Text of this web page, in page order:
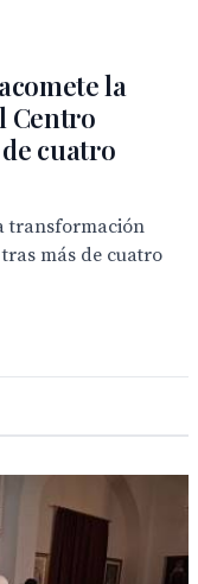
la
Centro
cuatro
transformación
más de cuatro